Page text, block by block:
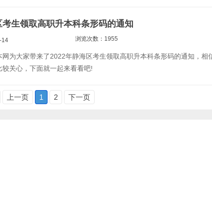
生领取高职升本科条形码的通知
14 浏览次数：1955
网为大家带来了2022年静海区考生领取高职升本科条形码的通知，相
关心，下面就一起来看看吧!
上一页 1 2 下一页